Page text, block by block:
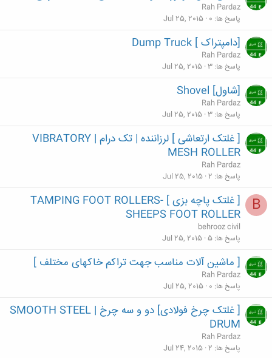
Rah Pardaz
پاسخ ها 0
Jul 25, 2015
[دامپتراک ] Dump Truck
Rah Pardaz
پاسخ ها 3
Jul 25, 2015
[شاول] Shovel
Rah Pardaz
پاسخ ها 3
Jul 25, 2015
[ غلتک ارتعاشی ] لرزاننده | تک درام | VIBRATORY
MESH ROLLER
Rah Pardaz
پاسخ ها 2
Jul 25, 2015
B
[ غلتک پاچه بزی ] TAMPING FOOT ROLLERS-
SHEEPS FOOT ROLLER
behrooz civil
پاسخ ها 5
Jul 25, 2015
[ ماشین آلات مناسب جهت تراکم خاکهای مختلف ]
Rah Pardaz
پاسخ ها 0
Jul 25, 2015
[ غلتک چرخ فولادی] دو و سه چرخ | SMOOTH STEEL
DRUM
Rah Pardaz
پاسخ ها 2
Jul 24, 2015